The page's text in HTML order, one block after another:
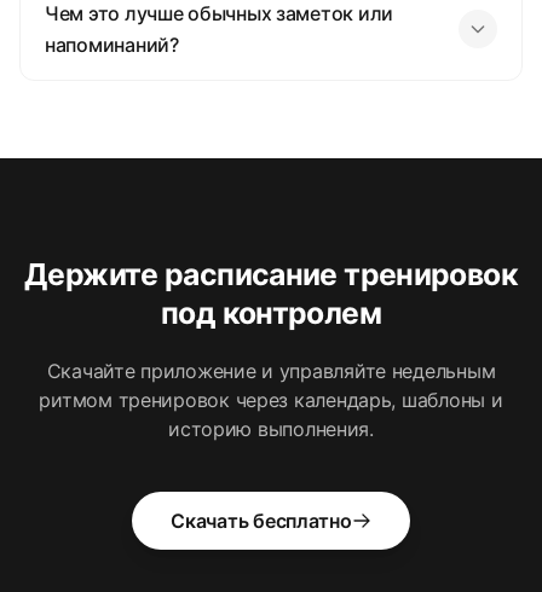
Чем это лучше обычных заметок или
напоминаний?
Держите расписание тренировок
под контролем
Скачайте приложение и управляйте недельным
ритмом тренировок через календарь, шаблоны и
историю выполнения.
Скачать бесплатно